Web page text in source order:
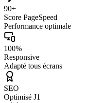
90+
Score PageSpeed
Performance optimale
100%
Responsive
Adapté tous écrans
SEO
Optimisé J1